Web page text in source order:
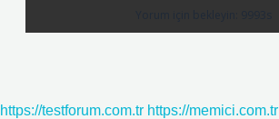
https://testforum.com.tr https://memici.com.tr